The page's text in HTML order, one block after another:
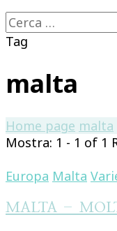
Ricerca
per:
Tag
malta
Home page malta
Mostra: 1 - 1 of 1
Europa Malta
MALTA –